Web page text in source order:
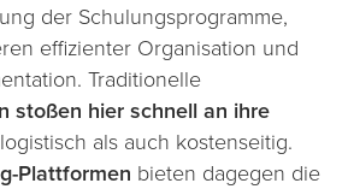
der Schulungsprogramme,
effizienter Organisation und
Traditionelle
stoßen hier schnell an ihre
als auch kostenseitig.
Plattformen bieten dagegen die